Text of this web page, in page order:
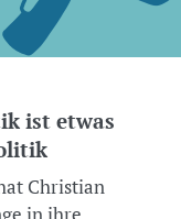
ist etwas
Christian